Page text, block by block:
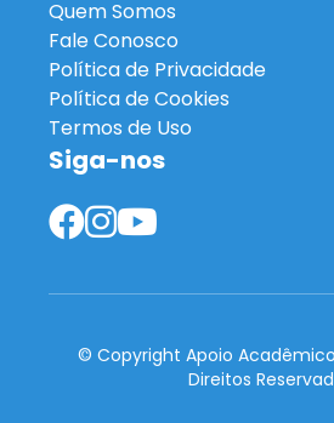
Quem Somos
Fale Conosco
Política de Privacidade
Política de Cookies
Termos de Uso
Siga-nos
© Copyright Apoio
Direitos